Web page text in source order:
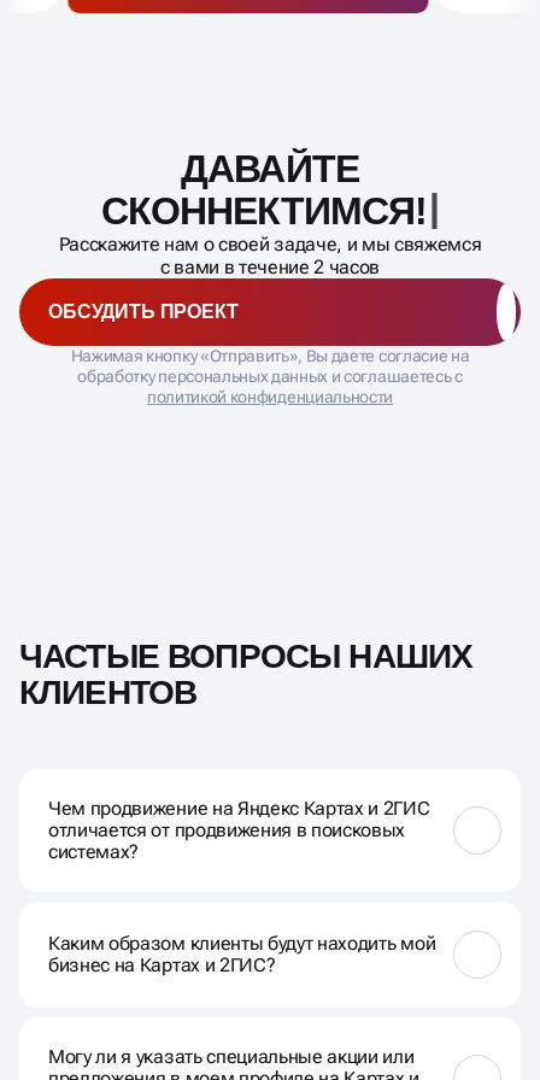
Масштабирование
процесса
ДАВАЙТЕ
СКОННЕКТИМС
Расскажите нам о своей задаче, и мы свяжемся
с вами в течение 2 часов
ОБСУДИТЬ ПРОЕКТ
Нажимая кнопку «Отправить», Вы даете согласие на
обработку персональных данных и соглашаетесь с
политикой конфиденциальности
ЧАСТЫЕ ВОПРОСЫ НАШИХ
КЛИЕНТОВ
Чем продвижение на Яндекс Картах и 2ГИС
отличается от продвижения в поисковых
системах?
связанных с картами и геолокацией, что особенно
важно для бизнесов с физическим
Каким образом клиенты будут находить мой
бизнес на Картах и 2ГИС?
деятельностью, и при просмотре карт в
Могу ли я указать специальные акции или